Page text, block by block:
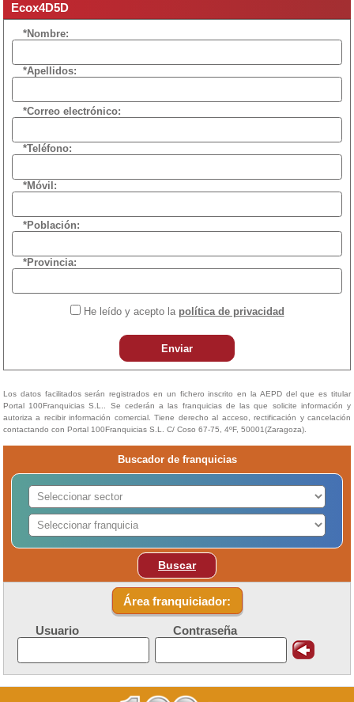
Ecox4D5D
*Nombre:
*Apellidos:
*Correo electrónico:
*Teléfono:
*Móvil:
*Población:
*Provincia:
He leído y acepto la política de privacidad
Enviar
Los datos facilitados serán registrados en un fichero inscrito en la AEPD del que es titular
Portal 100Franquicias S.L.. Se cederán a las franquicias de las que solicite información y
autoriza a recibir información comercial. Tiene derecho al acceso, rectificación y cancelación
contactando con Portal 100Franquicias S.L. C/ Coso 67-75, 4ºF, 50001(Zaragoza).
Buscador de franquicias
Buscar
Área franquiciador:
Usuario Contraseña